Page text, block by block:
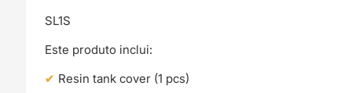
SL1S
Este produto inclui:
Resin tank cover (1 pcs)